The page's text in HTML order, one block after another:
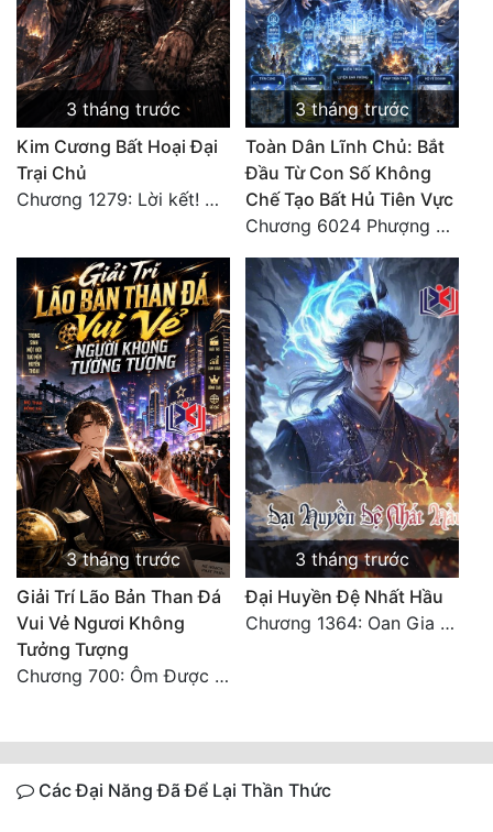
3 tháng trước
Kim Cương Bất Hoại Đại
Trại Chủ
Chương 1279: Lời kết! Giang hồ hẹn ngày gặp lại!
3 tháng trước
Toàn Dân Lĩnh Chủ: Bắt
Đầu Từ Con Số Không
Chế Tạo Bất Hủ Tiên Vực
Chương 6024 Phượng Tổ giúp ta! Mở lại luân hồi!
3 tháng trước
Giải Trí Lão Bản Than Đá
Vui Vẻ Ngươi Không
Tưởng Tượng
Chương 700: Ôm Được Mỹ Nhân Về (Đại Kết Cục)
3 tháng trước
Đại Huyền Đệ Nhất Hầu
Chương 1364: Oan Gia Ngõ Hẹp
Các Đại Năng Đã Để Lại Thần Thức